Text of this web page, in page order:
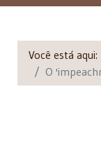
Você está aqui:
O